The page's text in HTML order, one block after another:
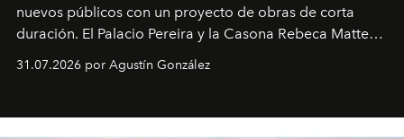
nuevos públicos con un proyecto de obras de corta
duración. El Palacio Pereira y la Casona Rebeca Matte
miniobras. Sus puestas en escena son limpias; ponen el
31.07.2026 por Agustín González